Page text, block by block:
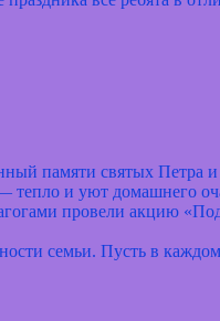
памяти святых Петра
и уют домашнего
провели акцию
семьи. Пусть в